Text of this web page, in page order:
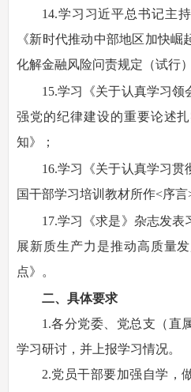
14.学习习近平总书记主
《新时代推动中部地区加快
化解金融风险问责规定（试行
15.学习《关于认真学习
强党的纪律建设的重要论述
知》；
16.学习《关于认真学习
国干部学习培训教材所作<序言
17.学习《求是》杂志发
展新质生产力是推动高质量
点》。
二、具体要求
1.各分党委、党总支（直
学习研讨，并上报学习情况。
2.党员干部要加强自学，